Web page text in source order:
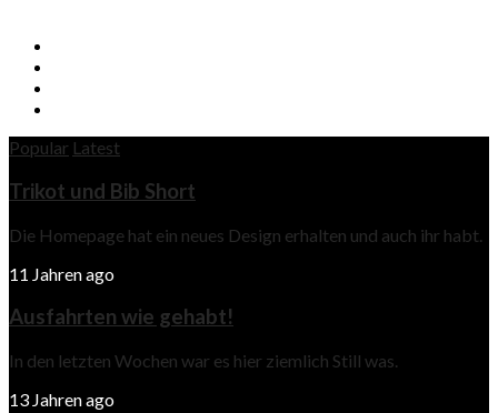
Popular Latest
Trikot und Bib Short
Die Homepage hat ein neues Design erhalten und auch ihr habt.
11 Jahren ago
Ausfahrten wie gehabt!
In den letzten Wochen war es hier ziemlich Still was.
13 Jahren ago